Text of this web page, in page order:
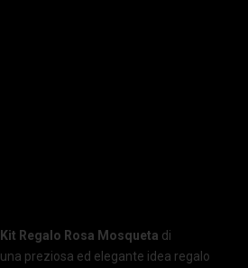
Kit Regalo Rosa Mosqueta di
preziosa ed elegante idea regalo